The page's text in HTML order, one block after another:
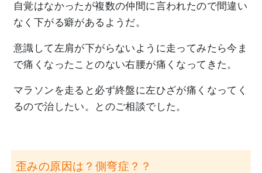
自覚はなかったが複数の仲間に言われたので間違い
なく下がる癖があるようだ。
意識して左肩が下がらないように走ってみたら今ま
で痛くなったことのない右腰が痛くなってきた。
マラソンを走ると必ず終盤に左ひざが痛くなってく
るので治したい。とのご相談でした。
歪みの原因は？側弯症？？